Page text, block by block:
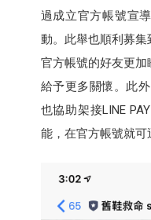
過成立官方帳號宣
動。此舉也順利募
官方帳號的好友更加
給予更多關懷。此
也協助架接LINE
能，在官方帳號就可